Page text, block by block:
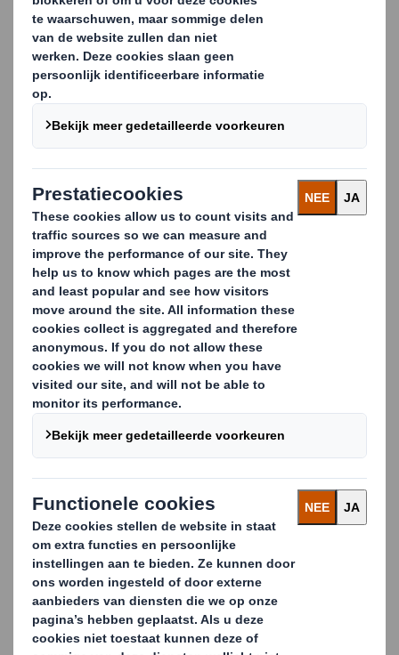
Fanfold of eindloos karton is een “eindeloze” plaat
golfkarton dat zigzag op een pallet is gestapeld. Het
wordt gebruikt om om elke zending op maat te
verpakken zodat er zo min mogelijk lege ruimte wordt
verstuurd. Een verwerkingsmachine maakt elke
verpakking precies op maat op de plek waar de
producten ingepakt en klaargezet worden voor
verzending. Deze manier van verpakken zorgt voor e-
commerce verpakkingen, industriële verpakkingen en
transportverpakkingen die de beladingsgraad van
vrachtwagens verhogen en ruimte in bestelbusjes
optimaal benutten.
De voordelen van
eindloos golfkarton
Machinaal verpakken met eindloos golfkarton maakt
het mogelijk om, afhankelijk van de gekozen
Wij leveren niet alleen het karton, maar dankzij onze
technische verpakkingsexperts, die u begeleiden
tijdens de keuze, aanschaf en plaatsing van een
betrouwbare machine, bent u gegarandeerd dat het
karton optimaal op de machine is afgesteld en
geniet u van storingsvrije, snelle, inpak- en
levertijden.